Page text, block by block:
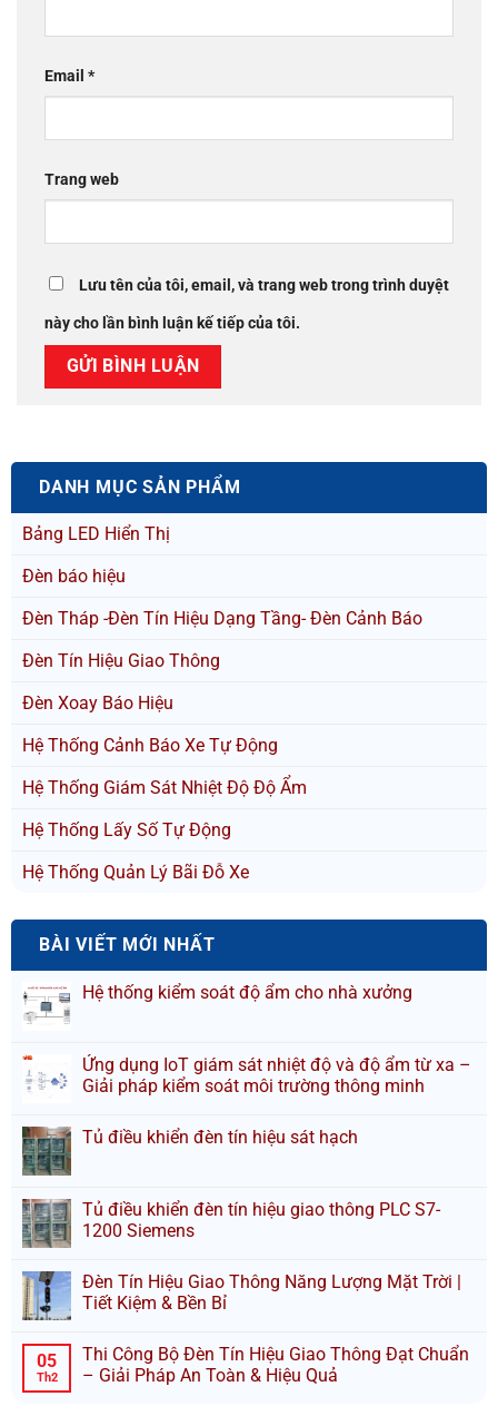
Email *
Trang web
Lưu tên của tôi, email, và trang web trong trình duyệt
này cho lần bình luận kế tiếp của tôi.
DANH MỤC SẢN PHẨM
Bảng LED Hiển Thị
Đèn báo hiệu
Đèn Tháp -Đèn Tín Hiệu Dạng Tầng- Đèn Cảnh Báo
Đèn Tín Hiệu Giao Thông
Đèn Xoay Báo Hiệu
Hệ Thống Cảnh Báo Xe Tự Động
Hệ Thống Giám Sát Nhiệt Độ Độ Ẩm
Hệ Thống Lấy Số Tự Động
Hệ Thống Quản Lý Bãi Đỗ Xe
BÀI VIẾT MỚI NHẤT
Hệ thống kiểm soát độ ẩm cho nhà xưởng
Ứng dụng IoT giám sát nhiệt độ và độ ẩm từ xa –
Giải pháp kiểm soát môi trường thông minh
Tủ điều khiển đèn tín hiệu sát hạch
Tủ điều khiển đèn tín hiệu giao thông PLC S7-
1200 Siemens
Đèn Tín Hiệu Giao Thông Năng Lượng Mặt Trời |
Tiết Kiệm & Bền Bỉ
05
Th2
Thi Công Bộ Đèn Tín Hiệu Giao Thông Đạt Chuẩn
– Giải Pháp An Toàn & Hiệu Quả